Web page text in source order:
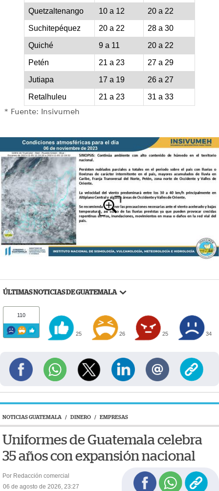
Quetzaltenango 10 a 12 20 a 22
Suchitepéquez 20 a 22 28 a 30
Quiché 9 a 11 20 a 22
Petén 21 a 23 27 a 29
Jutiapa 17 a 19 26 a 27
Retalhuleu 21 a 23 31 a 33
* Fuente: Insivumeh
ÚLTIMAS NOTICIAS DE GUATEMALA
110
25 26 25 34
NOTICIAS GUATEMALA / DINERO / EMPRESAS
Uniformes de Guatemala celebra
35 años con expansión nacional
Por Redacción comercial
06 de agosto de 2026, 23:27